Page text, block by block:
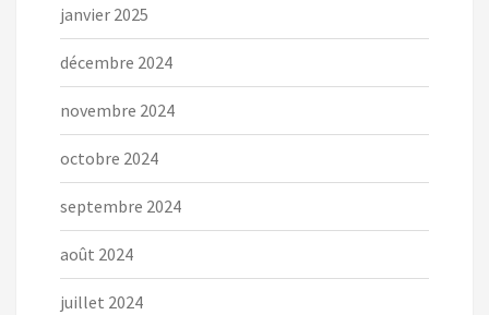
janvier 2025
décembre 2024
novembre 2024
octobre 2024
septembre 2024
août 2024
juillet 2024